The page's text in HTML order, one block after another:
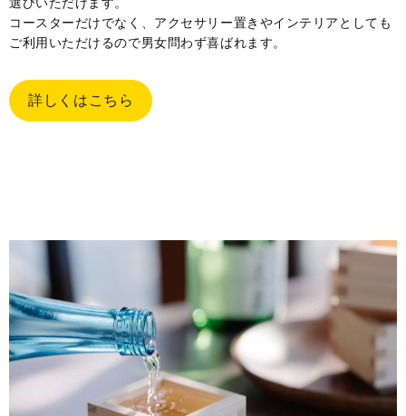
コースターだけでなく、アクセサリー置きやインテリアとしても
ご利用いただけるので男女問わず喜ばれます。
詳しくはこちら